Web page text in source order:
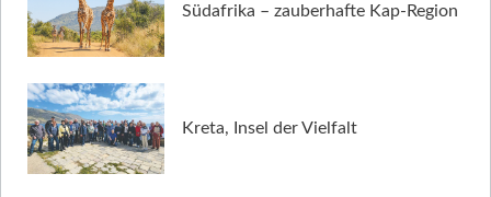
Südafrika – zauberhafte Kap-Region
Kreta, Insel der Vielfalt